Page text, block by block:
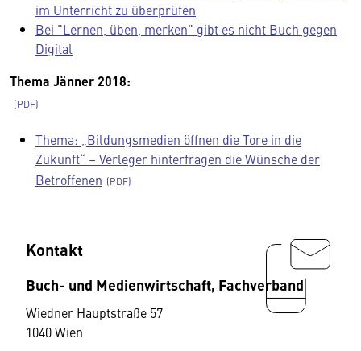
im Unterricht zu überprüfen
Bei "Lernen, üben, merken" gibt es nicht Buch gegen
Digital
Thema Jänner 2018:
Thema: „Bildungsmedien öffnen die Tore in die
Zukunft“ – Verleger hinterfragen die Wünsche der
Betroffenen
Kontakt
Buch- und Medienwirtschaft, Fachverband
Wiedner Hauptstraße 57
1040 Wien